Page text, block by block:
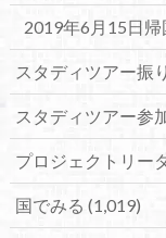
2019年6月15日
スタディツアー振
スタディツアー参
プロジェクトリー
国でみる (1,019)